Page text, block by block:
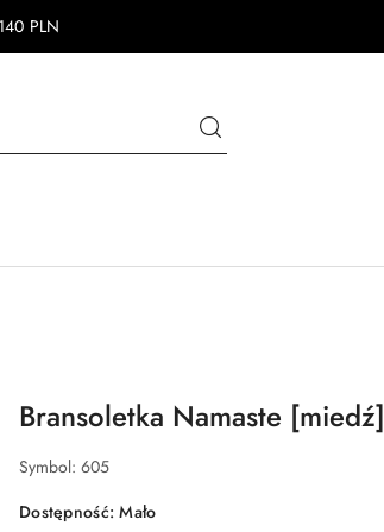
PLN
Bransoletka Namaste [miedź]
Symbol: 605
Dostępność:Mało